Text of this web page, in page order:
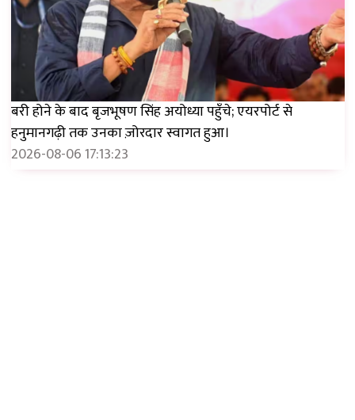
बरी होने के बाद बृजभूषण सिंह अयोध्या पहुँचे; एयरपोर्ट से
हनुमानगढ़ी तक उनका ज़ोरदार स्वागत हुआ।
2026-08-06 17:13:23